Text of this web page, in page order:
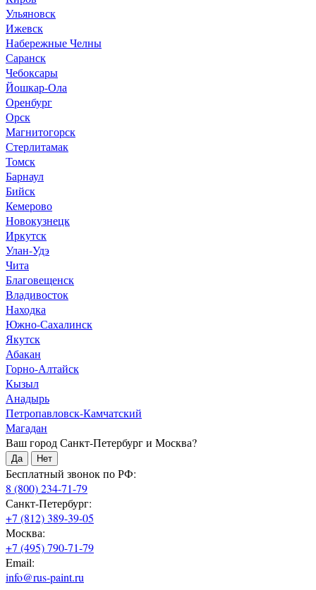
Ульяновск
Ижевск
Набережные Челны
Саранск
Чебоксары
Йошкар-Ола
Оренбург
Орск
Магнитогорск
Стерлитамак
Томск
Барнаул
Бийск
Кемерово
Новокузнецк
Иркутск
Улан-Удэ
Чита
Благовещенск
Владивосток
Находка
Южно-Сахалинск
Якутск
Абакан
Горно-Алтайск
Кызыл
Анадырь
Петропавловск-Камчатский
Магадан
Ваш город Санкт-Петербург и Москва?
Да Нет
Бесплатный звонок по РФ:
8 (800) 234-71-79
Санкт-Петербург:
+7 (812) 389-39-05
Москва:
+7 (495) 790-71-79
Email:
info@rus-paint.ru